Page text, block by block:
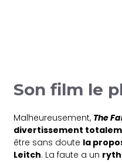
Son film le
Malheureusement, The
divertissement
être sans doute la
Leitch. La faute a un